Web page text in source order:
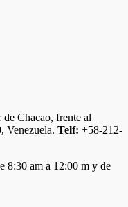
Chacao, frente al
Venezuela. Telf: +58-212-
8:30 am a 12:00 m y de